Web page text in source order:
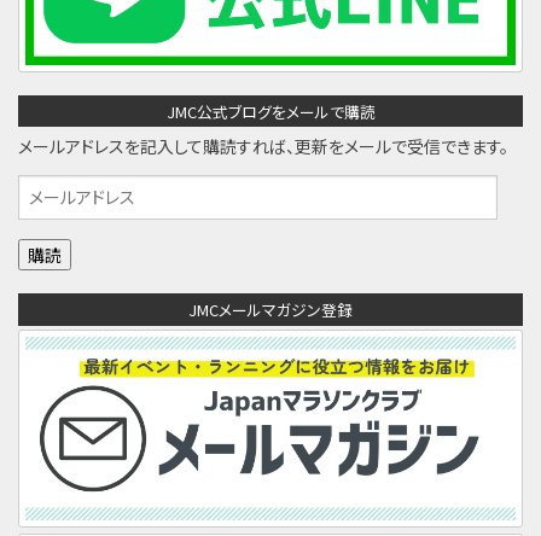
JMC公式ブログをメールで購読
メールアドレスを記入して購読すれば、更新をメールで受信できます。
メ
ー
ル
レ
JMCメールマガジン登録